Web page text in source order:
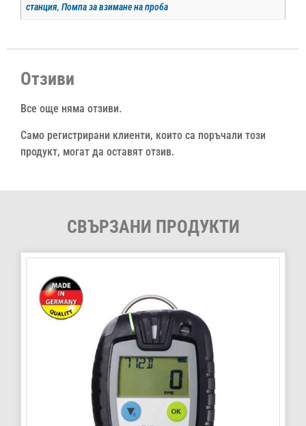
станция,Помпа за взимане на проба
Отзиви
Все още няма отзиви.
Само регистрирани клиенти, които са поръчали този
продукт, могат да оставят отзив.
СВЪРЗАНИ ПРОДУКТИ